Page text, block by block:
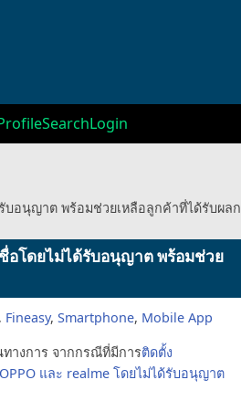
SearchLogin
บอนุญาต พร้อมช่วยเหลือลูกค้าที่ได้รับผลก
อโดยไม่ได้รับอนุญาต พร้อมช่วย
, Fineasy, Smartphone, Mobile App
ทางการ จากกรณีที่มีการติดตั้ง
และ realme โดยไม่ได้รับอนุญาต